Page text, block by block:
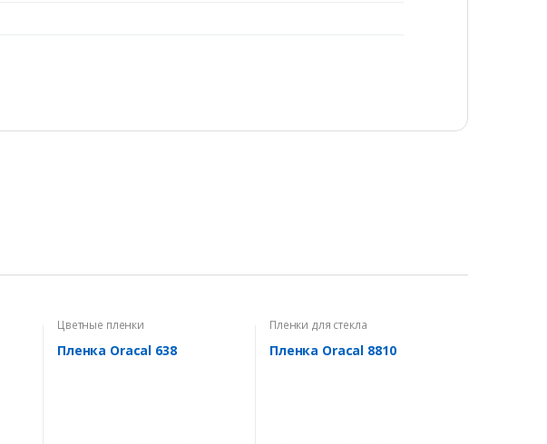
Цветные пленки
Пленка Oracal 638
Пленки для стекла
Пленка Oracal 8810